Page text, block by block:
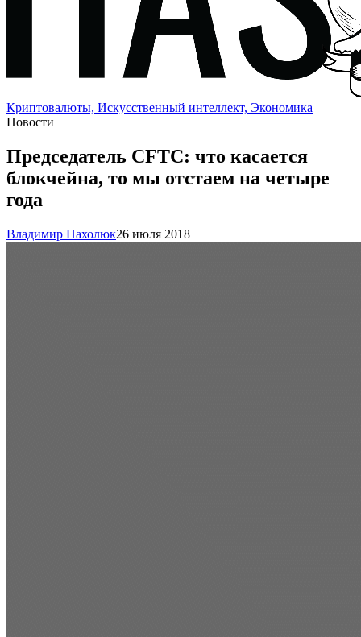
Криптовалюты, Искусственный интеллект, Экономика
Новости
Председатель CFTC: что касается
блокчейна, то мы отстаем на четыре
года
Владимир Пахолюк26 июля 2018